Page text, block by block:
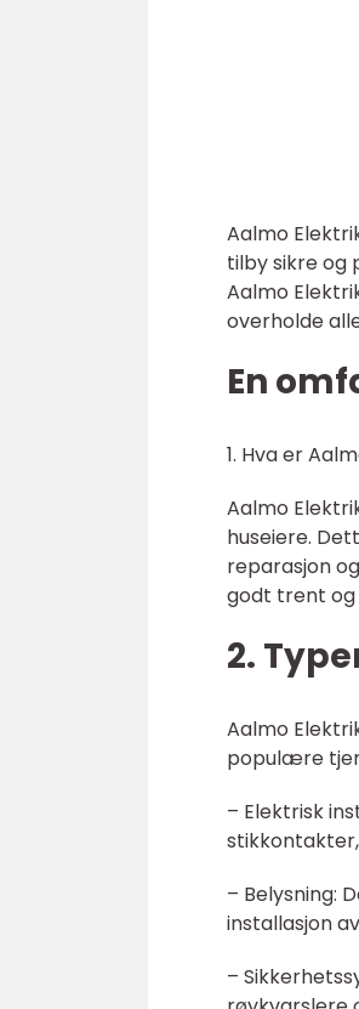
Aalmo
tilby sikre og
Aalmo
overholde
En
1. Hva er
Aalmo
huseiere.
reparasjon
godt trent
2.
Aalmo
populære
– Elektrisk
– Belysning:
installasjon
–